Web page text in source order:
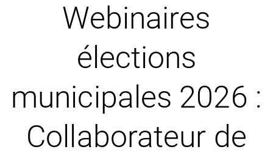
Webinaires
élections
municipales 2026 :
Collaborateur de